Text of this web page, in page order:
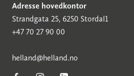
Adresse hovedkontor
Strandgata 25, 6250 Stordal1
+47 70 27 90 00
helland@helland.no